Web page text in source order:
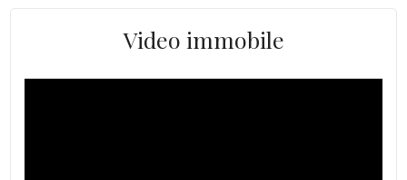
Video immobile